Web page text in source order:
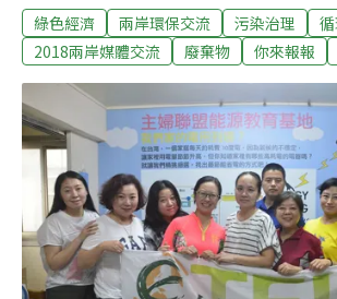
邀請中國媒體記者，以中國、媒體人的
而美的綠色經濟案例，對照兩岸能源、
隔年的機會？十一月的我，美國回來後的
次忙碌中略帶焦慮。猶憶起，幾個月前
趟的台灣之行。不到兩個小時，便接到了
雄到了。台灣並不是第一次來，但高雄
見，第一次知道寶島內的人民也有空氣
始，認真檢視此次行程的主題。這一路
見了精神矍鑠、互助有愛的社區媽媽們
綠色經濟某一環的台大博士們。在只能
綠色經濟 兩岸環保交流 污染治理
2018兩岸媒體交流
廢棄物 你來報報